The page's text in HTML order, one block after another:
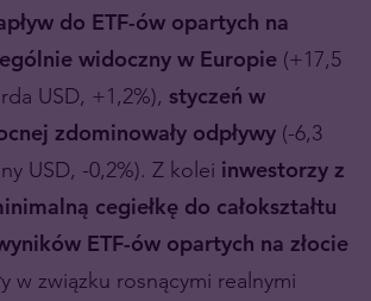
do ETF-ów opartych na
widoczny w Europie (+17,5
USD, +1,2%), styczeń w
zdominowały odpływy (-6,3
USD, -0,2%). Z kolei inwestorzy z
cegiełkę do całokształtu
ETF-ów opartych na złocie
w związku rosnącymi realnymi